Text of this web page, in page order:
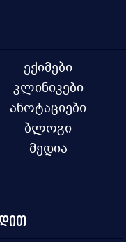
ექიმები
კლინიკები
ანოტაციები
ბლოგი
მედია